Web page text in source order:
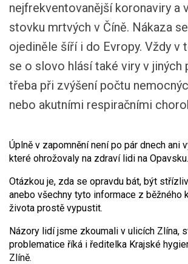
nejfrekventovanější koronaviry a
stovku mrtvých v Číně. Nákaza
ojediněle šíří i do Evropy. Vždy v
se o slovo hlásí také viry v jiných
třeba při zvýšení počtu
nebo akutními respiračními
Úplně v zapomnění není po pár dnech ani
které ohrožovaly na zdraví lidi na Opavsku.
Otázkou je, zda se opravdu bát, být
anebo všechny tyto informace z běžného
života prostě vypustit.
Názory lidí jsme zkoumali v ulicích Zlína,
problematice říká i ředitelka Krajské
Zlíně.